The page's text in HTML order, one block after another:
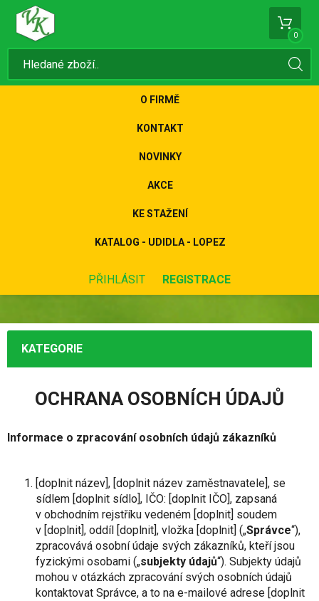
0
O FIRMĚ
KONTAKT
NOVINKY
AKCE
KE STAŽENÍ
KATALOG - UDIDLA - LOPEZ
PŘIHLÁSIT REGISTRACE
KATEGORIE
OCHRANA OSOBNÍCH ÚDAJŮ
Informace o zpracování osobních údajů zákazníků
[doplnit název], [doplnit název zaměstnavatele], se
sídlem [doplnit sídlo], IČO: [doplnit IČO], zapsaná
v obchodním rejstříku vedeném [doplnit] soudem
v [doplnit], oddíl [doplnit], vložka [doplnit] („Správce“),
zpracovává osobní údaje svých zákazníků, kteří jsou
fyzickými osobami („subjekty údajů“). Subjekty údajů
mohou v otázkách zpracování svých osobních údajů
kontaktovat Správce, a to na e-mailové adrese [doplnit